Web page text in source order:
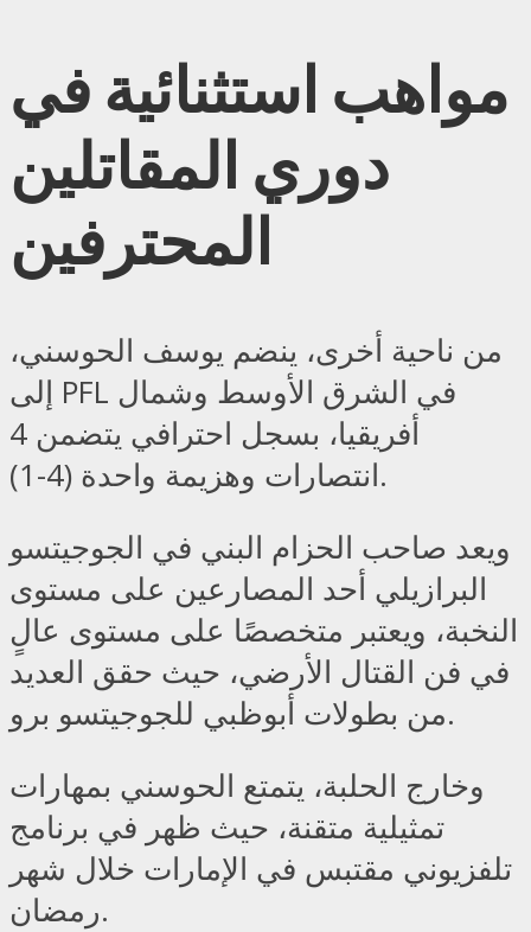
مواهب استثنائية في
دوري المقاتلين
المحترفين
من ناحية أخرى، ينضم يوسف الحوسني،
إلى PFL في الشرق الأوسط وشمال
أفريقيا، بسجل احترافي يتضمن 4
انتصارات وهزيمة واحدة (4-1).
ويعد صاحب الحزام البني في الجوجيتسو
البرازيلي أحد المصارعين على مستوى
النخبة، ويعتبر متخصصًا على مستوى عالٍ
في فن القتال الأرضي، حيث حقق العديد
من بطولات أبوظبي للجوجيتسو برو.
وخارج الحلبة، يتمتع الحوسني بمهارات
تمثيلية متقنة، حيث ظهر في برنامج
تلفزيوني مقتبس في الإمارات خلال شهر
رمضان.